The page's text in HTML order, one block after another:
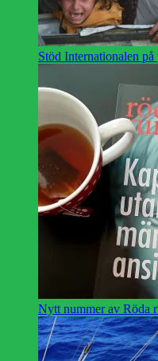
Stöd Internationalen på
Nytt nummer av Röda